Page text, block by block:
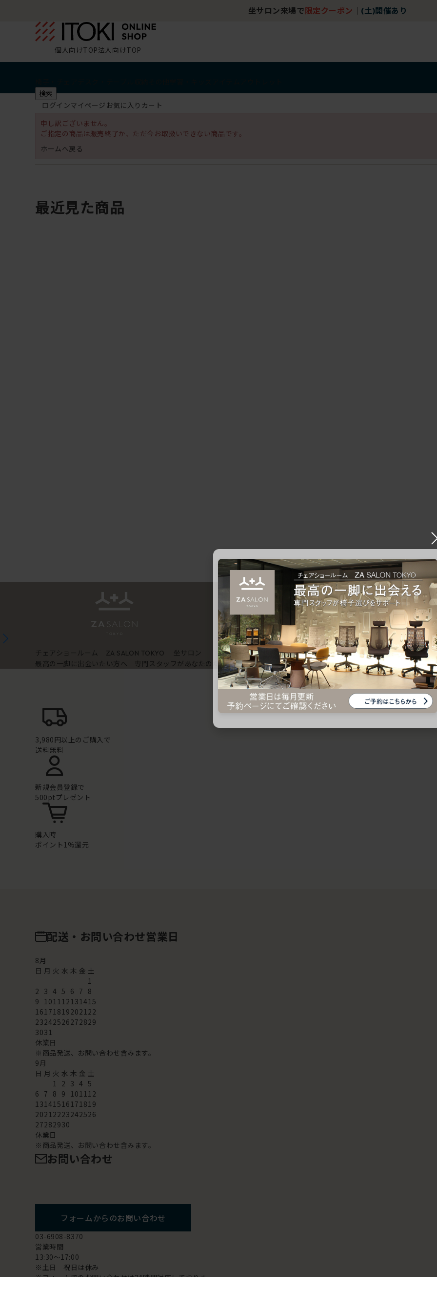
坐サロン来場で 限定クーポン (土)開催あり
個人向けTOP法人向けTOP
検索
ログインマイページ お気に入り カート
申し訳ございません。
ご指定の商品は販売終了か、ただ今お取扱いできない商品です。
ホームへ戻る
最近見た商品
チェアショールーム ZA SALON TOKYO
坐サロン
最高の一脚に出会いたい方へ 専門スタッフがあなたのための椅子選びをサポートいたします。
3,980円以上のご購入で
送料無料
新規会員登録で
500ptプレゼント
購入時
ポイント1%還元
配送・お問い合わせ営業日
8月
日 月 火 水 木 金 土
1
2 3 4 5 6 7 8
9 101112131415
16171819202122
23242526272829
3031
休業日
※商品発送、お問い合わせ含みます。
9月
日 月 火 水 木 金 土
1 2 3 4 5
6 7 8 9 101112
13141516171819
20212223242526
27282930
休業日
※商品発送、お問い合わせ含みます。
お問い合わせ
フォームからのお問い合わせ
03-6908-8370
営業時間
13:30～17:00
※土日 祝日は休み
※フォームでのお問い合わせは24時間対応しておりま